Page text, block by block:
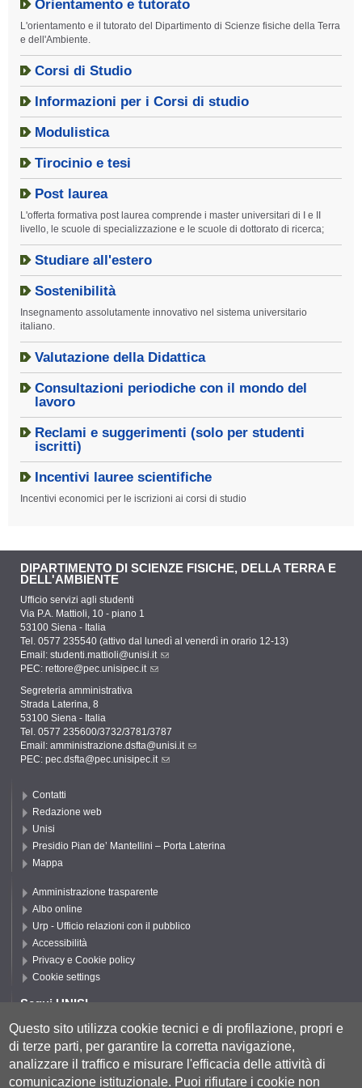
Orientamento e tutorato
L'orientamento e il tutorato del Dipartimento di Scienze fisiche della Terra
e dell'Ambiente.
Corsi di Studio
Informazioni per i Corsi di studio
Modulistica
Tirocinio e tesi
Post laurea
L'offerta formativa post laurea comprende i master universitari di I e II
livello, le scuole di specializzazione e le scuole di dottorato di ricerca;
Studiare all'estero
Sostenibilità
Insegnamento assolutamente innovativo nel sistema universitario
italiano.
Valutazione della Didattica
Consultazioni periodiche con il mondo del
lavoro
Reclami e suggerimenti (solo per studenti
iscritti)
Incentivi lauree scientifiche
Incentivi economici per le iscrizioni ai corsi di studio
DIPARTIMENTO DI SCIENZE FISICHE, DELLA TERRA E
DELL'AMBIENTE
Ufficio servizi agli studenti
Via P.A. Mattioli, 10 - piano 1
53100 Siena - Italia
Tel. 0577 235540 (attivo dal lunedì al venerdì in orario 12-13)
Email: studenti.mattioli@unisi.it
PEC: rettore@pec.unisipec.it
Segreteria amministrativa
Strada Laterina, 8
53100 Siena - Italia
Tel. 0577 235600/3732/3781/3787
Email: amministrazione.dsfta@unisi.it
PEC: pec.dsfta@pec.unisipec.it
Contatti
Redazione web
Unisi
Presidio Pian de’ Mantellini – Porta Laterina
Mappa
Amministrazione trasparente
Albo online
Urp - Ufficio relazioni con il pubblico
Accessibilità
Privacy e Cookie policy
Cookie settings
Segui UNISI
Segui DSFTA
Questo sito utilizza cookie tecnici e di profilazione, propri e
di terze parti, per garantire la corretta navigazione,
analizzare il traffico e misurare l'efficacia delle attività di
comunicazione istituzionale. Puoi rifiutare i cookie non